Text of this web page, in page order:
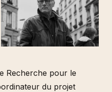
Recherche pour le
du projet